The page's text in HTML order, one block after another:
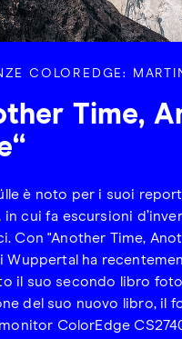
COLOREDGE:
Time,
è noto per i suoi
in cui fa escursioni
Con "Another Time,
Wuppertal ha
il suo secondo libro
del suo nuovo libro, il
ColorEdge